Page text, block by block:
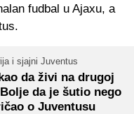
fudbal u Ajaxu, a
i sjajni Juventus
da živi na drugoj
da je šutio nego
o Juventusu